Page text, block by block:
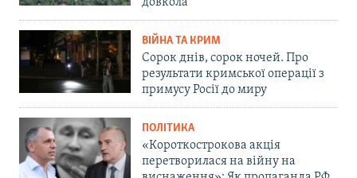
довкола
ВІЙНА ТА КРИМ
Сорок днів, сорок ночей. Про
результати кримської операції з
примусу Росії до миру
ПОЛІТИКА
«Короткострокова акція
перетворилася на війну на